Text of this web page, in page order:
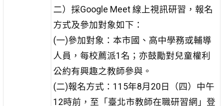
二）採Google Meet 線上視訊研習，報名
方式及參加對象如下：
(一)參加對象：本市國、高中學務或輔導
人員，每校薦派1 名；亦鼓勵對兒童權利
公約有興趣之教師參與。
(二)報名方式：115年8月20日（四）中午
12時前，至「臺北市教師在職研習網」登